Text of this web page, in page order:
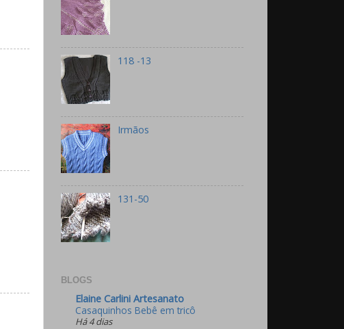
118 -13
Irmãos
131-50
BLOGS
Elaine Carlini Artesanato
Casaquinhos Bebê em tricô
Há 4 dias